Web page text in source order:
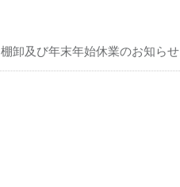
棚卸及び年末年始休業のお知らせ